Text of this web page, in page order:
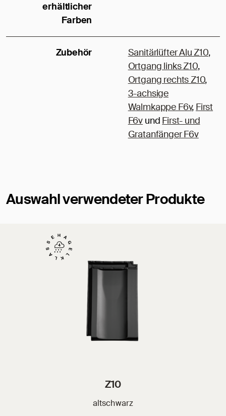
erhältlicher
Farben
Zubehör Sanitärlüfter Alu Z10,
Ortgang links Z10,
Ortgang rechts Z10,
3-achsige
Walmkappe F6v, First
F6v und First- und
Gratanfänger F6v
Auswahl verwendeter Produkte
Z10
altschwarz